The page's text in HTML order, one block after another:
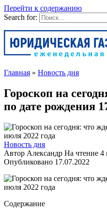
Перейти к содержанию
Search for:
Главная » Новость дня
Гороскоп на
по дате рождения
Новость дня
Автор Александр На чтение 4
Опубликовано 17.07.2022
Содержание